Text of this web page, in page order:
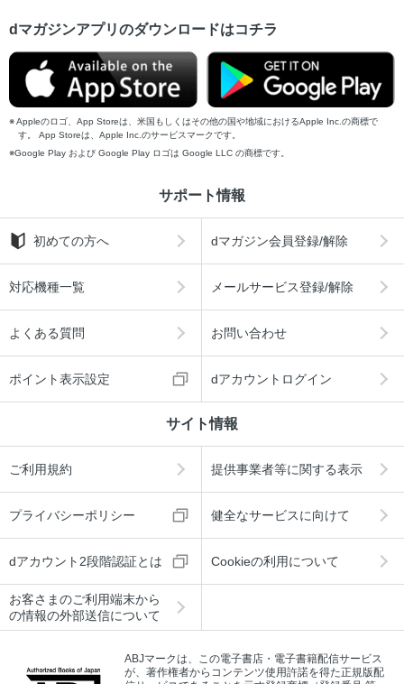
dマガジンアプリのダウンロードはコチラ
Appleのロゴ、App Storeは、米国もしくはその他の国や地域におけるApple Inc.の商標で
す。 App Storeは、Apple Inc.のサービスマークです。
Google Play および Google Play ロゴは Google LLC の商標です。
サポート情報
初めての方へ dマガジン会員登録/解除
対応機種一覧 メールサービス登録/解除
よくある質問 お問い合わせ
ポイント表示設定 dアカウントログイン
サイト情報
ご利用規約 提供事業者等に関する表示
プライバシーポリシー 健全なサービスに向けて
dアカウント2段階認証とは Cookieの利用について
お客さまのご利用端末から
の情報の外部送信について
ABJマークは、この電子書店・電子書籍配信サービス
が、著作権者からコンテンツ使用許諾を得た正規版配